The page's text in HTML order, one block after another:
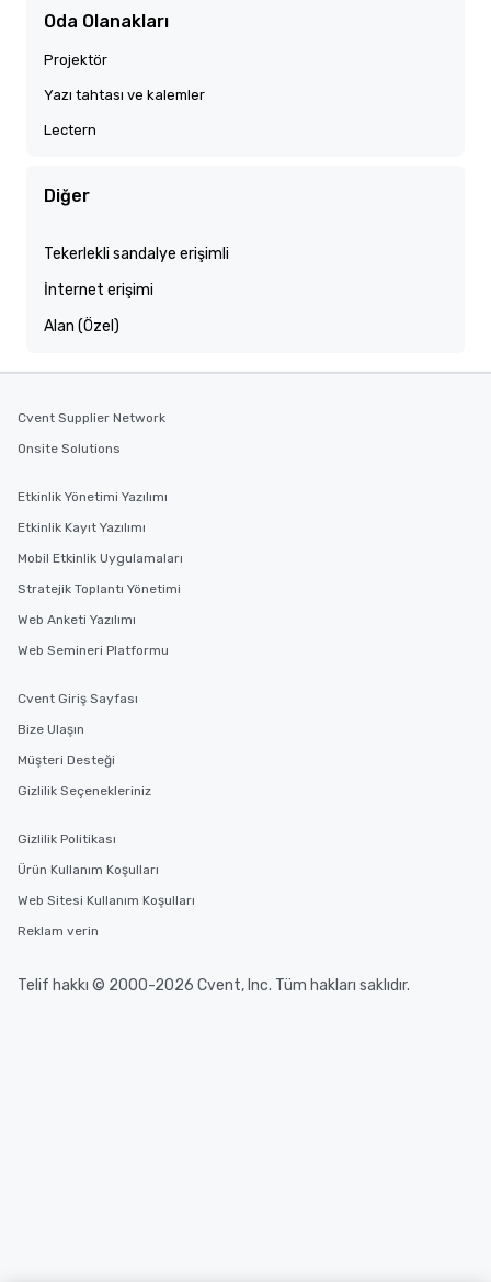
Oda Olanakları
Projektör
Yazı tahtası ve kalemler
Lectern
Diğer
Tekerlekli sandalye erişimli
İnternet erişimi
Alan (Özel)
Cvent Supplier Network
Onsite Solutions
Etkinlik Yönetimi Yazılımı
Etkinlik Kayıt Yazılımı
Mobil Etkinlik Uygulamaları
Stratejik Toplantı Yönetimi
Web Anketi Yazılımı
Web Semineri Platformu
Cvent Giriş Sayfası
Bize Ulaşın
Müşteri Desteği
Gizlilik Seçenekleriniz
Gizlilik Politikası
Ürün Kullanım Koşulları
Web Sitesi Kullanım Koşulları
Reklam verin
Telif hakkı © 2000-2026 Cvent, Inc. Tüm hakları saklıdır.